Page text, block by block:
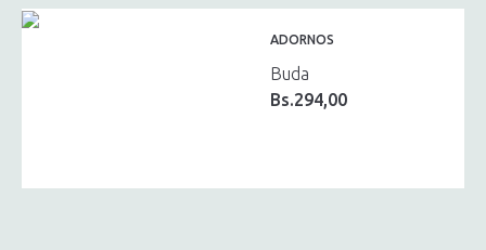
ADORNOS
Buda
Bs.294,00